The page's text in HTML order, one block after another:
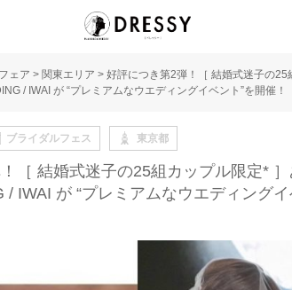
ェア > 関東エリア > 好評につき第2弾！［ 結婚式迷子の25
/ IWAI が “プレミアムなウエディングイベント”を開催！
ブライダルフェス 東京都
［ 結婚式迷子の25組カップル限定*
/ IWAI が “プレミアムなウエディングイ